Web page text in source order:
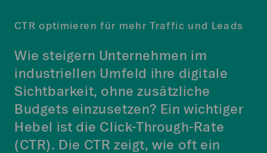
CTR optimieren für mehr Traffic und Leads
Wie steigern Unternehmen im
industriellen Umfeld ihre digitale
Sichtbarkeit, ohne zusätzliche
Budgets einzusetzen? Ein wichtiger
Hebel ist die Click-Through-Rate
(CTR). Die CTR zeigt, wie oft ein